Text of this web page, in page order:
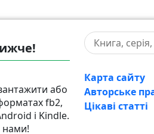
або
fb2,
і Kindle.
нами!
Карта сайту
Авторське
Цікаві статті